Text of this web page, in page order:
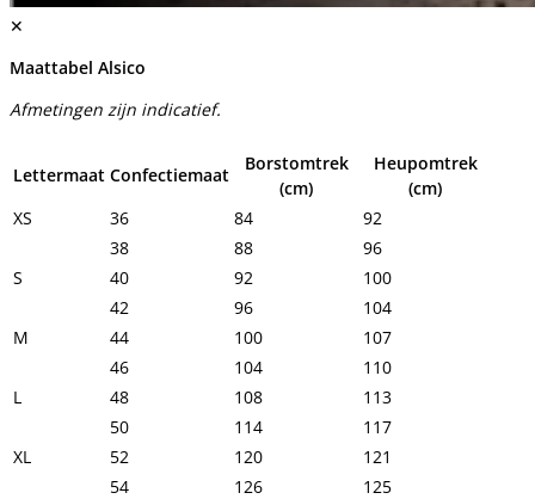
✕
Maattabel Alsico
Afmetingen zijn indicatief.
Lettermaat Confectiemaat
Borstomtrek
(cm)
Heupomtrek
(cm)
XS
36 84
92
38
88
96
S
40 92
100
42
96
104
M
44 100
107
46
104
110
L
48 108
113
50
114
117
XL
52 120
121
54
126
125